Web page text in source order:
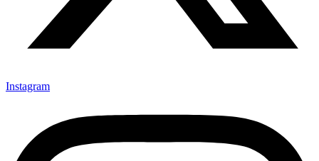
Instagram